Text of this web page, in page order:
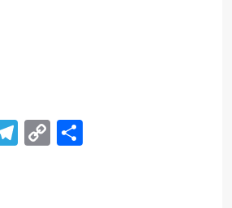
Telegram
CopyCompartir